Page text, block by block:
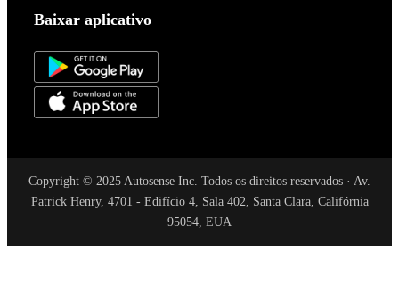
Baixar aplicativo
Copyright © 2025 Autosense Inc. Todos os direitos reservados · Av.
Patrick Henry, 4701 - Edifício 4, Sala 402, Santa Clara, Califórnia
95054, EUA